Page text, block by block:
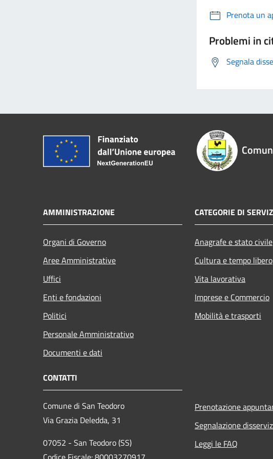
Prenota un
Problemi in
Segnala
AMMINISTRAZIONE
Organi di Governo
Aree Amministrative
Uffici
Enti e fondazioni
Politici
Personale Amministrativo
Documenti e dati
CATEGORIE DI
Anagrafe e stato civile
Cultura e tempo libero
Vita lavorativa
Imprese e Commercio
Mobilità e trasporti
CONTATTI
Comune di San Teodoro
Via Grazia Deledda, 31
07052 - San Teodoro (SS)
Prenotazione
Segnalazione
Leggi le FAQ